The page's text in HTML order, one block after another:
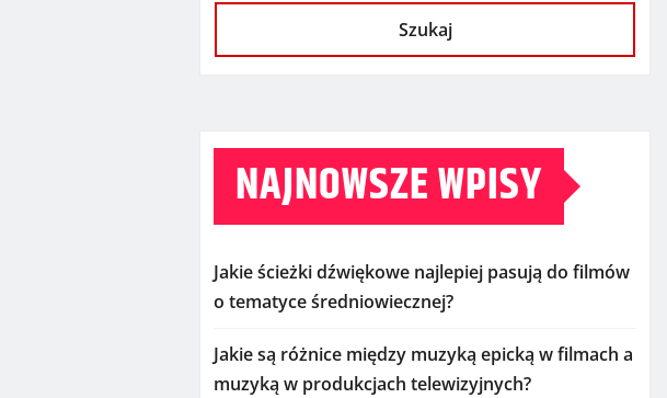
Szukaj
NAJNOWSZE WPISY
Jakie ścieżki dźwiękowe najlepiej pasują do filmów
o tematyce średniowiecznej?
Jakie są różnice między muzyką epicką w filmach a
muzyką w produkcjach telewizyjnych?